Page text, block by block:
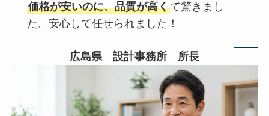
価格が安いのに、品質が高くて驚きまし
た。安心して任せられました！
広島県 設計事務所 所長